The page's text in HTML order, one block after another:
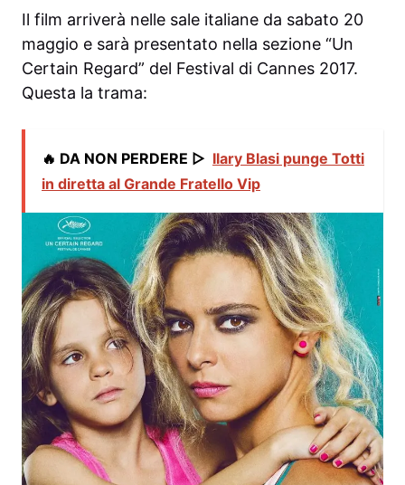
Il film arriverà nelle sale italiane da sabato 20
maggio e sarà presentato nella sezione “Un
Certain Regard” del Festival di Cannes 2017.
Questa la trama:
🔥 DA NON PERDERE ▷ Ilary Blasi punge Totti
in diretta al Grande Fratello Vip